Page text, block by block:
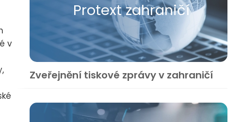
v
Protext zahraničí
Zveřejnění tiskové zprávy v zahraničí